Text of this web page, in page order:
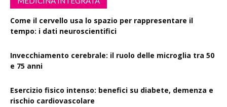
Come il cervello usa lo spazio per rappresentare il
tempo: i dati neuroscientifici
Invecchiamento cerebrale: il ruolo delle microglia tra 50
e 75 anni
Esercizio fisico intenso: benefici su diabete, demenza e
rischio cardiovascolare